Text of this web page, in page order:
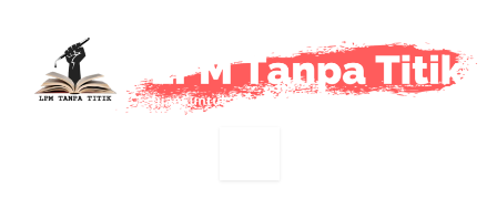
content